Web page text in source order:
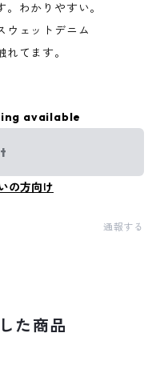
わかりやすい。
ウェットデニム
てます。
available
の方向け
通報する
た商品